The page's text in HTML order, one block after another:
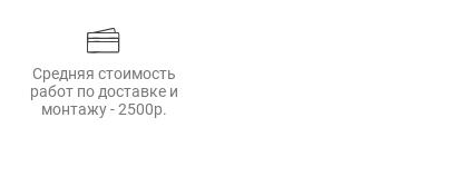
Средняя стоимость
работ по доставке и
монтажу - 2500р.